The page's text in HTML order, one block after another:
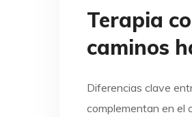
Terapia
caminos
Diferencias clave
complementan en el